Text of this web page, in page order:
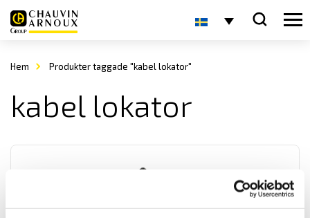
Hem Produkter taggade "kabel lokator"
kabel lokator